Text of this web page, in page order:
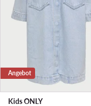
Angebot
Kids ONLY